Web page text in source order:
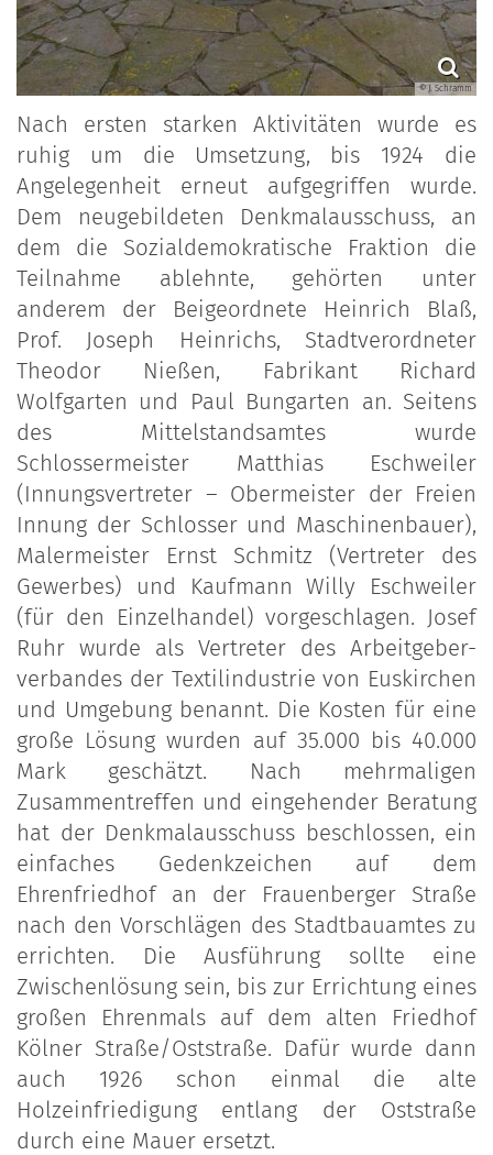
© J. Schramm
Nach ersten starken Aktivitäten wurde es
ruhig um die Umsetzung, bis 1924 die
Angelegenheit erneut aufgegriffen wurde.
Dem neugebildeten Denkmalausschuss, an
dem die Sozialdemokratische Fraktion die
Teilnahme ablehnte, gehörten unter
anderem der Beigeordnete Heinrich Blaß,
Prof. Joseph Heinrichs, Stadtverordneter
Theodor Nießen, Fabrikant Richard
Wolfgarten und Paul Bungarten an. Seitens
des Mittelstandsamtes wurde
Schlossermeister Matthias Eschweiler
(Innungsvertreter – Obermeister der Freien
Innung der Schlosser und Maschinenbauer),
Malermeister Ernst Schmitz (Vertreter des
Gewerbes) und Kaufmann Willy Eschweiler
(für den Einzelhandel) vorgeschlagen. Josef
Ruhr wurde als Vertreter des Arbeitgeber-
verbandes der Textilindustrie von Euskirchen
und Umgebung benannt. Die Kosten für eine
große Lösung wurden auf 35.000 bis 40.000
Mark geschätzt. Nach mehrmaligen
Zusammentreffen und eingehender Beratung
hat der Denkmalausschuss beschlossen, ein
einfaches Gedenkzeichen auf dem
Ehrenfriedhof an der Frauenberger Straße
nach den Vorschlägen des Stadtbauamtes zu
errichten. Die Ausführung sollte eine
Zwischenlösung sein, bis zur Errichtung eines
großen Ehrenmals auf dem alten Friedhof
Kölner Straße/Oststraße. Dafür wurde dann
auch 1926 schon einmal die alte
Holzeinfriedigung entlang der Oststraße
durch eine Mauer ersetzt.